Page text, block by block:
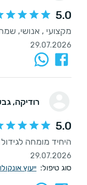
5.0
מקצועי , אנושי,
29.07.2026
רודיקה,
5.0
היחיד מומחה
29.07.2026
סוג טיפול: ייעוץ